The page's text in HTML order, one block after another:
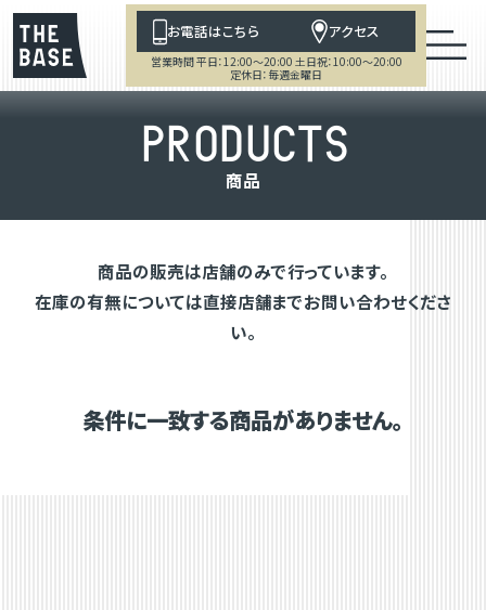
お電話はこちら アクセス
営業時間 平日：12:00～20:00 土日祝：10:00～20:00
定休日：毎週金曜日
PRODUCTS
商品
商品の販売は店舗のみで行っています。
在庫の有無については直接店舗までお問い合わせくださ
い。
条件に一致する商品がありません。